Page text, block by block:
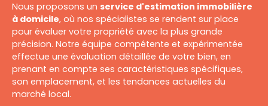
Nous proposons un service d'estimation immobilière
à domicile, où nos spécialistes se rendent sur place
pour évaluer votre propriété avec la plus grande
précision. Notre équipe compétente et expérimentée
effectue une évaluation détaillée de votre bien, en
prenant en compte ses caractéristiques spécifiques,
son emplacement, et les tendances actuelles du
marché local.